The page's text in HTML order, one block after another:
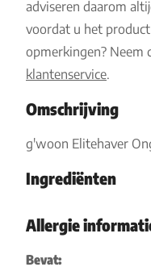
adviseren daarom
voordat u het
opmerkingen? Neem
klantenservice.
Omschrijving
g'woon Elitehaver
Ingrediënten
Allergie
Bevat: